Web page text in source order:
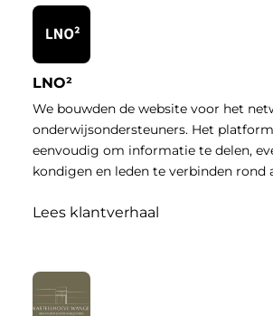
LNO²
We bouwden de website voor het
onderwijsondersteuners. Het
eenvoudig om informatie te delen,
kondigen en leden te verbinden rond
Lees klantverhaal